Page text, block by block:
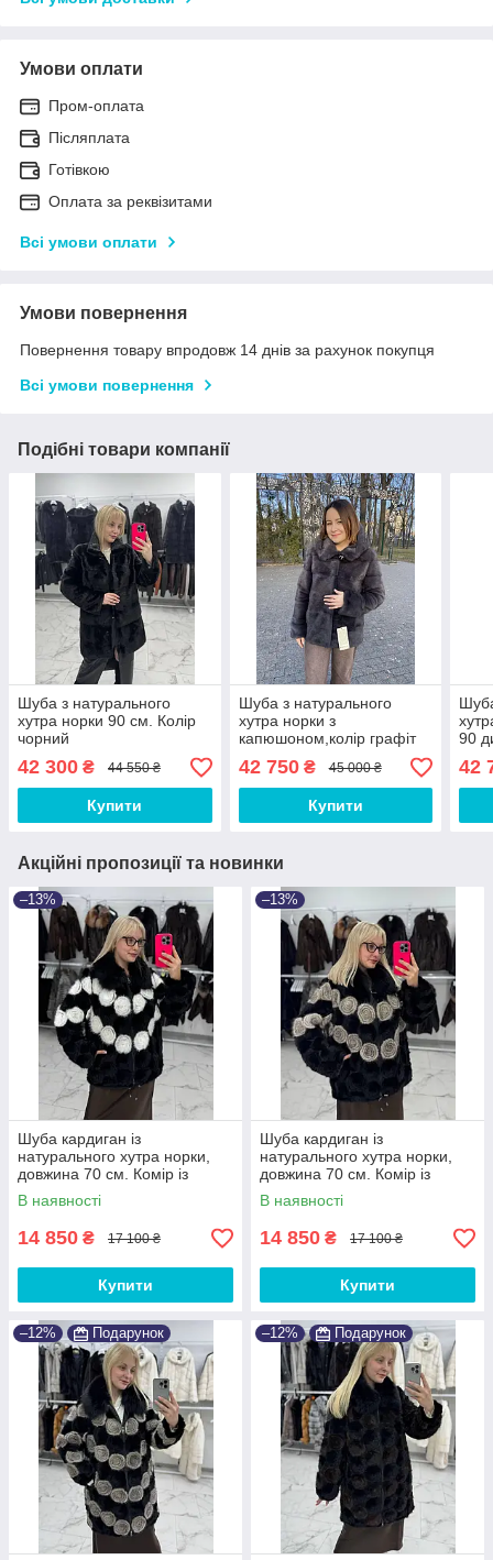
Умови оплати
Пром-оплата
Післяплата
Готівкою
Оплата за реквізитами
Всі умови оплати
Умови повернення
Повернення товару впродовж 14 днів за рахунок покупця
Всі умови повернення
Подібні товари компанії
Шуба з натурального
хутра норки 90 см. Колір
чорний
42 300 ₴ 44 550 ₴
Купити
Шуба з натурального
хутра норки з
капюшоном,колір графіт
70 див.
42 750₴ 45 000 ₴
Купити
90
42
Акційні пропозиції та новинки
–13%
Шуба кардиган із
натурального хутра норки,
довжина 70 см. Комір із
песця
В наявності
14 850 ₴ 17 100 ₴
Купити
–13%
Шуба кардиган із
натурального хутра норки,
довжина 70 см. Комір із
песця
В наявності
14 850 ₴ 17 100 ₴
Купити
–12% Подарунок –12% Подарунок